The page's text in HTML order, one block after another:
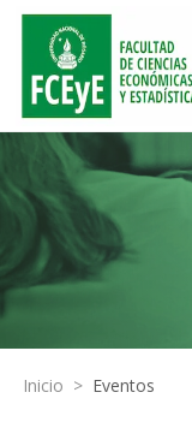
Inicio > Eventos